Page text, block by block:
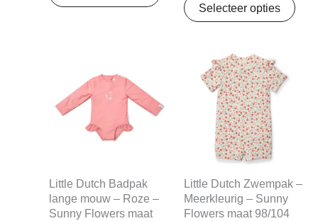
Selecteer opties
Little Dutch Badpak
lange mouw – Roze –
Sunny Flowers maat
was:
€34,99.
is:
€27,64.
Little Dutch Zwempak –
Meerkleurig – Sunny
Flowers maat 98/104
Oorspronkelijke
prijs
was:
€34,99.
Huidige
prijs
is:
€27,64.